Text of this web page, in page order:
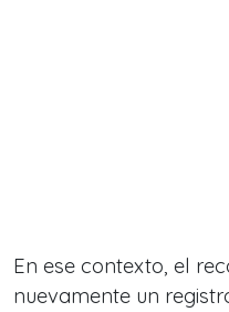
En ese contexto, el
nuevamente un